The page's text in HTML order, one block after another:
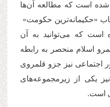
شده است که مطالعه آن‌ها
«حکیمانه‌ترین حکومت»
است که می‌توانید به آن
اسلام منحصر به رابطه
اجتماعی نیز جزو قلمروی
یکی از زیرمجموعه‌های
است.